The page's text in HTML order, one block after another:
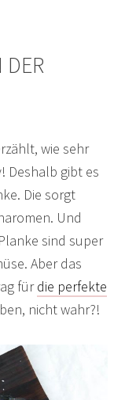
DER
wie sehr
Deshalb gibt es
Die sorgt
Und
sind super
Aber das
fürdie perfekte
nicht wahr?!